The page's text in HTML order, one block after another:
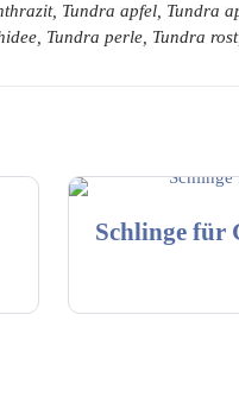
Tundra apfel, Tundra
Tundra perle, Tundra
Schlinge für